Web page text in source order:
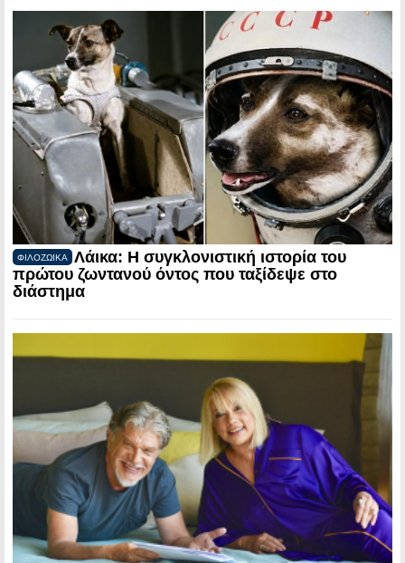
ΦΙΛΟΖΩΙΚΑ
Λάικα: Η συγκλονιστική ιστορία του
πρώτου ζωντανού όντος που ταξίδεψε στο
διάστημα